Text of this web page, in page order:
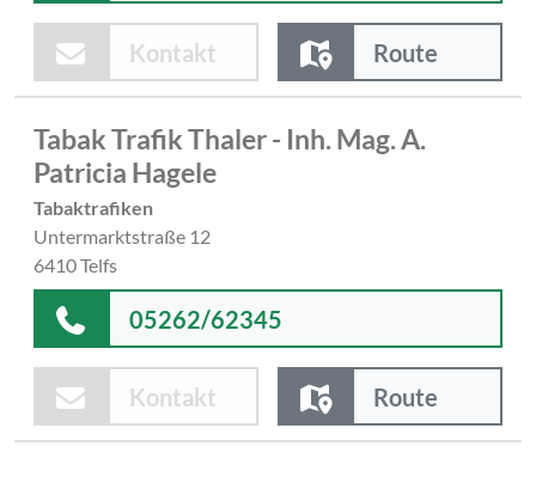
Kontakt Route
Tabak Trafik Thaler - Inh. Mag. A.
Patricia Hagele
Tabaktrafiken
Untermarktstraße 12
6410 Telfs
05262/62345
Kontakt Route